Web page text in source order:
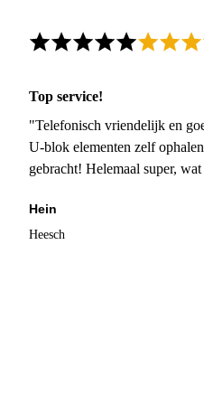
Top service!
"Telefonisch vriendelijk en
U-blok elementen zelf
gebracht! Helemaal super,
Hein
Heesch